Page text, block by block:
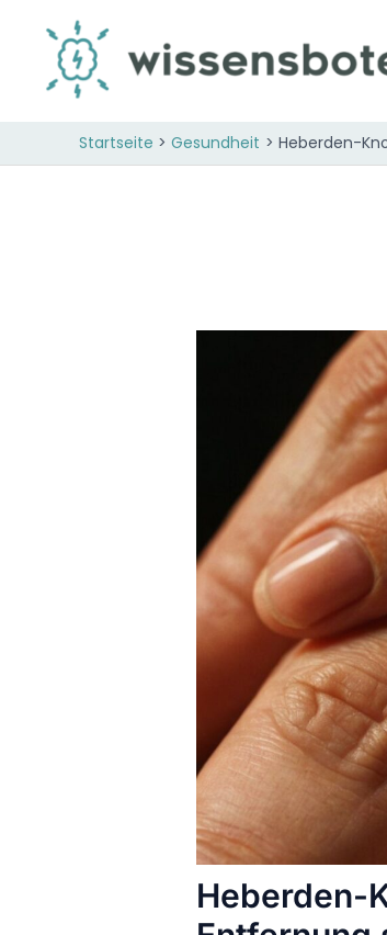
Inhalt
springen
Startseite Gesundheit Heberden-
Heberden-